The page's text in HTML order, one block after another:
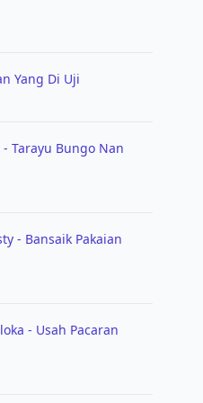
Yang Di Uji
Tarayu Bungo Nan
- Bansaik Pakaian
- Usah Pacaran